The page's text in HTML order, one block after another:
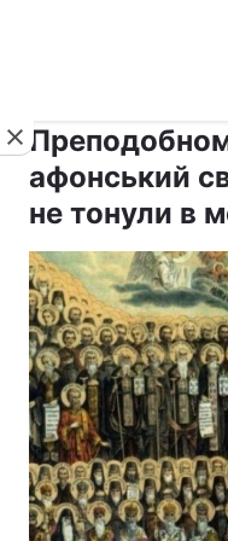
афонський
не тонули в